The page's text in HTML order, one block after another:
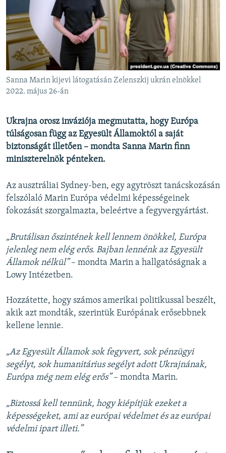
EURÓPAI UNIÓ
VILÁG
KLÍMAVÁLTOZÁS
A MÚLT TANULSÁGAI
KÖVESSEN MINKET!
Valamennyi RFE/RL weboldal
Sanna Marin kijevi látogatásán Zelenszkij ukrán elnökkel
2022. május 26-án
Ukrajna orosz inváziója megmutatta, hogy Európa
túlságosan függ az Egyesült Államoktól a saját
biztonságát illetően – mondta Sanna Marin finn
miniszterelnök pénteken.
Az ausztráliai Sydney-ben, egy agytröszt tanácskozásán
felszólaló Marin Európa védelmi képességeinek
fokozását szorgalmazta, beleértve a fegyvergyártást.
„Brutálisan őszintének kell lennem önökkel, Európa
jelenleg nem elég erős. Bajban lennénk az Egyesült
Államok nélkül” – mondta Marin a hallgatóságnak a
Lowy Intézetben.
Hozzátette, hogy számos amerikai politikussal beszélt,
akik azt mondták, szerintük Európának erősebbnek
kellene lennie.
„Az Egyesült Államok sok fegyvert, sok pénzügyi
segélyt, sok humanitárius segélyt adott Ukrajnának,
Európa még nem elég erős”– mondta Marin.
„Biztossá kell tennünk, hogy kiépítjük ezeket a
képességeket, ami az európai védelmet és az európai
védelmi ipart illeti.”